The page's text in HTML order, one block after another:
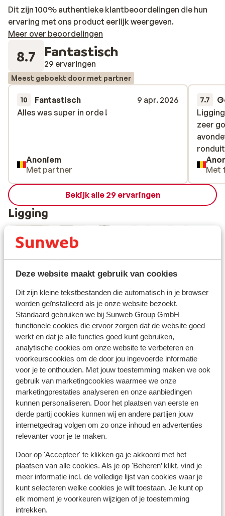
Deze website maakt gebruik van cookies
Dit zijn kleine tekstbestanden die automatisch in je browser
worden geïnstalleerd als je onze website bezoekt.
Standaard gebruiken we bij Sunweb Group GmbH
functionele cookies die ervoor zorgen dat de website goed
werkt en dat je alle functies goed kunt gebruiken,
analytische cookies om onze website te verbeteren en
voorkeurscookies om de door jou ingevoerde informatie
voor je te onthouden. Met jouw toestemming maken we ook
gebruik van marketingcookies waarmee we onze
marketingprestaties analyseren en onze aanbiedingen
kunnen personaliseren. Door het plaatsen van eerste en
derde partij cookies kunnen wij en andere partijen jouw
internetgedrag volgen om zo onze inhoud en advertenties
relevanter voor je te maken.
Door op 'Accepteer' te klikken ga je akkoord met het
plaatsen van alle cookies. Als je op 'Beheren’ klikt, vind je
meer informatie incl. de volledige lijst van cookies waar je
kunt selecteren welke cookies je wilt toestaan. Je kunt op
elk moment je voorkeuren wijzigen of je toestemming
intrekken.
Dit zijn 100% authentieke klantbeoordelingen die hun
ervaring met ons product eerlijk weergeven.
Meer over beoordelingen
8.7 Fantastisch
29 ervaringen
Meest geboekt door met partner
10 Fantastisch
9 apr. 2026
Alles was super in orde !
Alles was super in orde !
Anoniem
Met partner
7.7
zeer
zeer
Met
Bekijk alle 29 ervaringen
Ligging
Bekijk op kaart
Afstanden
In het centrum
Direct aan de skipiste
Skilift: 50 m
Skipas, -les en verhuur
Skipas
Skimateriaal
Andere accommodaties in Les